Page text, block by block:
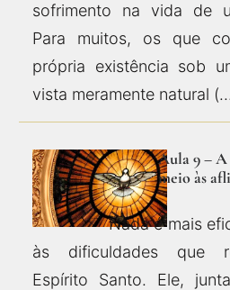
sofrimento na vida de
Para muitos, os que
própria existência sob
vista meramente natural
Aula 9 –
meio às
Nada é mais
às dificuldades que
Espírito Santo. Ele,